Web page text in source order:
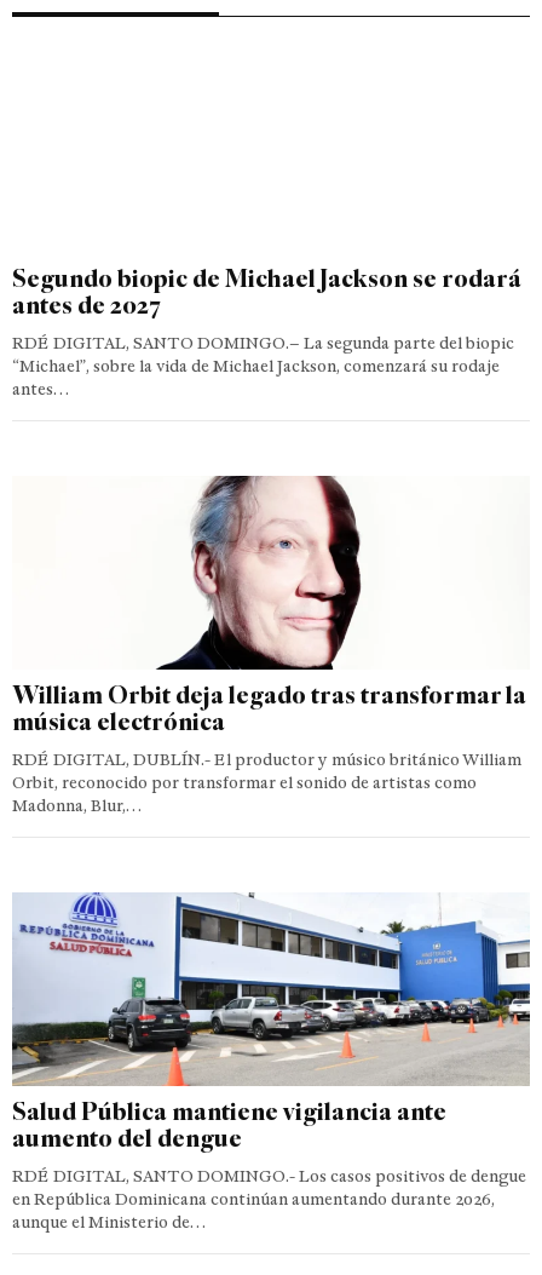
Segundo biopic de Michael Jackson se rodará
antes de 2027
RDÉ DIGITAL, SANTO DOMINGO.– La segunda parte del biopic
“Michael”, sobre la vida de Michael Jackson, comenzará su rodaje
antes…
William Orbit deja legado tras transformar la
música electrónica
RDÉ DIGITAL, DUBLÍN.- El productor y músico británico William
Orbit, reconocido por transformar el sonido de artistas como
Madonna, Blur,…
Salud Pública mantiene vigilancia ante
aumento del dengue
RDÉ DIGITAL, SANTO DOMINGO.- Los casos positivos de dengue
en República Dominicana continúan aumentando durante 2026,
aunque el Ministerio de…